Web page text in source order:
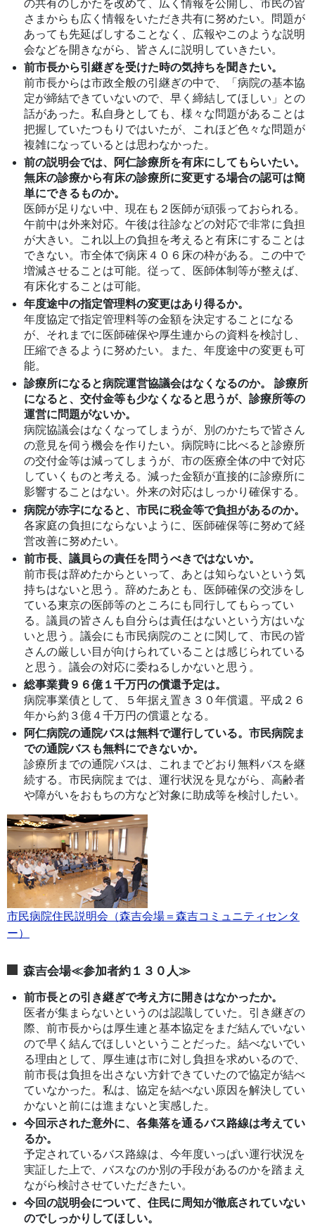
の共有のしかたを改めて、広く情報を公開し、市民の皆
さまからも広く情報をいただき共有に努めたい。問題が
あっても先延ばしすることなく、広報やこのような説明
会などを開きながら、皆さんに説明していきたい。
前市長から引継ぎを受けた時の気持ちを聞きたい。
前市長からは市政全般の引継ぎの中で、「病院の基本協
定が締結できていないので、早く締結してほしい」との
話があった。私自身としても、様々な問題があることは
把握していたつもりではいたが、これほど色々な問題が
複雑になっているとは思わなかった。
前の説明会では、阿仁診療所を有床にしてもらいたい。
無床の診療から有床の診療所に変更する場合の認可は簡
単にできるものか。
医師が足りない中、現在も２医師が頑張っておられる。
午前中は外来対応。午後は往診などの対応で非常に負担
が大きい。これ以上の負担を考えると有床にすることは
できない。市全体で病床４０６床の枠がある。この中で
増減させることは可能。従って、医師体制等が整えば、
有床化することは可能。
年度途中の指定管理料の変更はあり得るか。
年度協定で指定管理料等の金額を決定することになる
が、それまでに医師確保や厚生連からの資料を検討し、
圧縮できるように努めたい。また、年度途中の変更も可
能。
診療所になると病院運営協議会はなくなるのか。 診療所
になると、交付金等も少なくなると思うが、診療所等の
運営に問題がないか。
病院協議会はなくなってしまうが、別のかたちで皆さん
の意見を伺う機会を作りたい。病院時に比べると診療所
の交付金等は減ってしまうが、市の医療全体の中で対応
していくものと考える。減った金額が直接的に診療所に
影響することはない。外来の対応はしっかり確保する。
病院が赤字になると、市民に税金等で負担があるのか。
各家庭の負担にならないように、医師確保等に努めて経
営改善に努めたい。
前市長、議員らの責任を問うべきではないか。
前市長は辞めたからといって、あとは知らないという気
持ちはないと思う。辞めたあとも、医師確保の交渉をし
ている東京の医師等のところにも同行してもらってい
る。議員の皆さんも自分らは責任はないという方はいな
いと思う。議会にも市民病院のことに関して、市民の皆
さんの厳しい目が向けられていることは感じられている
と思う。議会の対応に委ねるしかないと思う。
総事業費９６億１千万円の償還予定は。
病院事業債として、５年据え置き３０年償還。平成２６
年から約３億４千万円の償還となる。
阿仁病院の通院バスは無料で運行している。市民病院ま
での通院バスも無料にできないか。
診療所までの通院バスは、これまでどおり無料バスを継
続する。市民病院までは、運行状況を見ながら、高齢者
や障がいをおもちの方など対象に助成等を検討したい。
市民病院住民説明会（森吉会場＝森吉コミュニティセンタ
ー）
森吉会場≪参加者約１３０人≫
前市長との引き継ぎで考え方に開きはなかったか。
医者が集まらないというのは認識していた。引き継ぎの
際、前市長からは厚生連と基本協定をまだ結んでいない
ので早く結んでほしいということだった。結べないでい
る理由として、厚生連は市に対し負担を求めいるので、
前市長は負担を出さない方針できていたので協定が結べ
ていなかった。私は、協定を結べない原因を解決してい
かないと前には進まないと実感した。
今回示された意外に、各集落を通るバス路線は考えてい
るか。
予定されているバス路線は、今年度いっぱい運行状況を
実証した上で、バスなのか別の手段があるのかを踏まえ
ながら検討させていただきたい。
今回の説明会について、住民に周知が徹底されていない
のでしっかりしてほしい。